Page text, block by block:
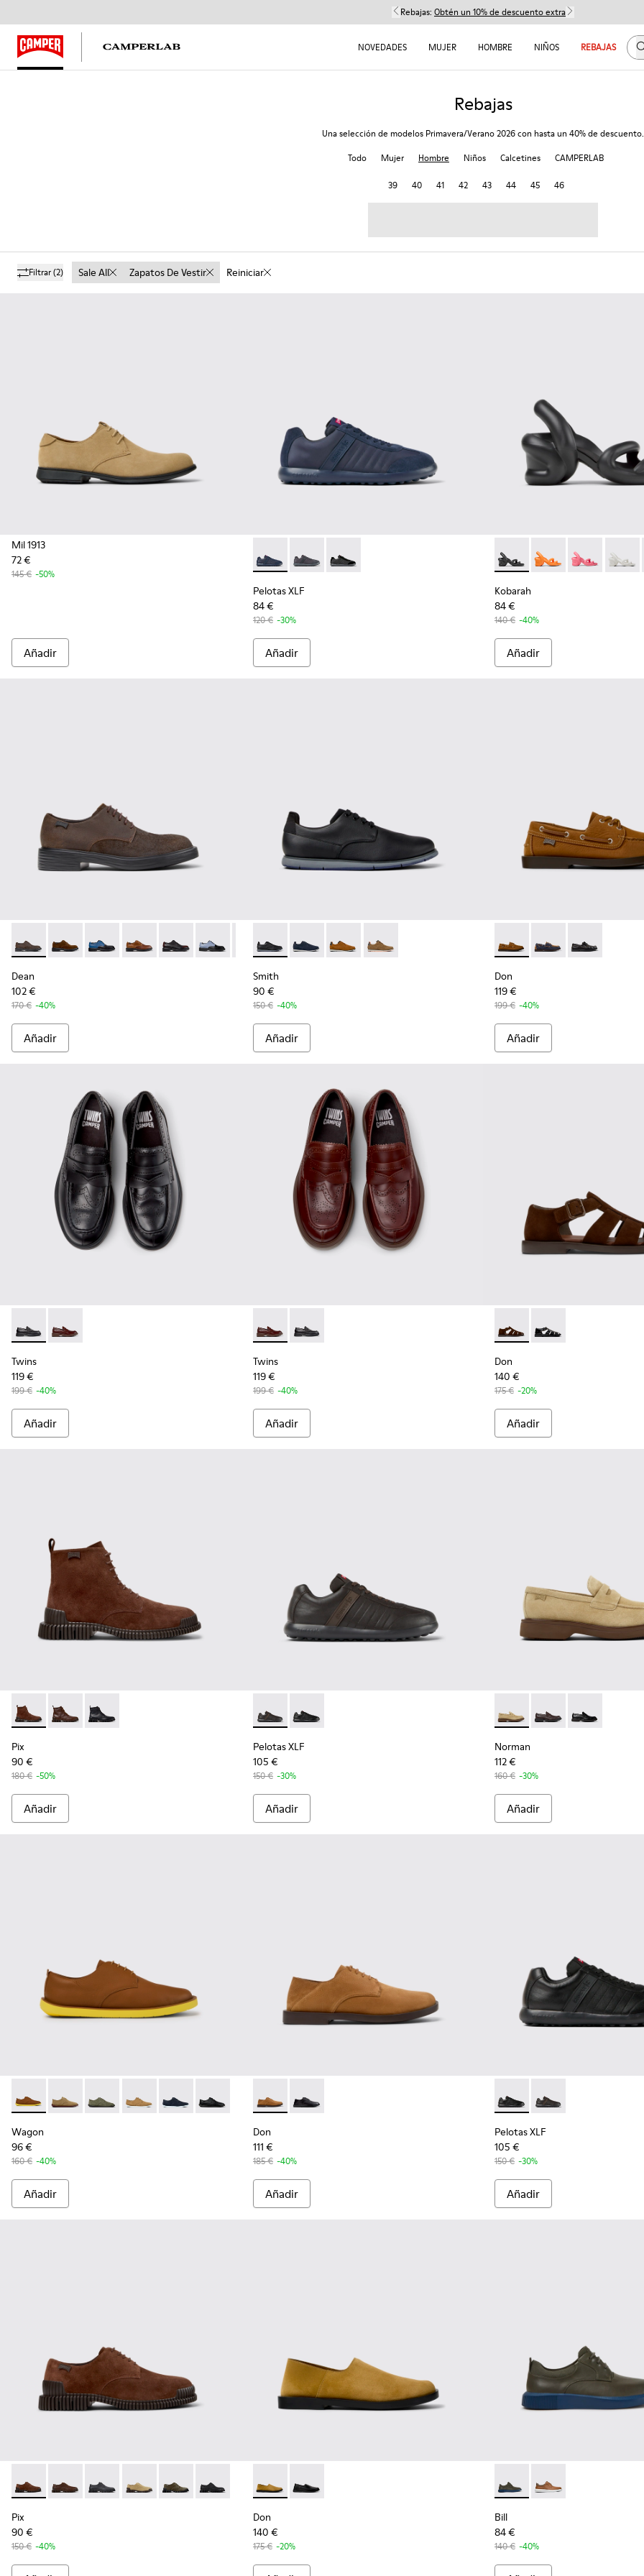
Rebajas: Obtén un 10% de descuento extra
NOVEDADES MUJER HOMBRE NIÑOS REBAJAS
Rebajas
Una selección de modelos Primavera/Verano 2026 con hasta un 40% de descuento.
Todo
Mujer Hombre Niños Calcetines CAMPERLAB
39 40 41 42 43 44 45 46
Filtrar(2) Sale All Zapatos De Vestir Reiniciar
Mil 1913
72 €
145 € -50%
Añadir
Pelotas XLF - K100751-001 - Zapatillas de textil y nobuk azules para hombre.
Pelotas XLF - K100751-006
Pelotas XLF - K100751-002
Pelotas XLF
84 €
120 € -30%
Añadir
Kobarah - K100839-006 -
Kobarah - K100839-
Kobarah -
Kobarah
84 €
140 € -40%
Añadir
Dean - K100979-011 - Zapatos marrones de nobuk para hombre.
Dean - K100979-027
Dean - K100979-026
Dean - K100979-025
Dean - K100979-022
Dean - K100979-016
Dean - K100979-014
Dean - K100979-012
Dean - K100979-004
Dean - K100979-002
Dean - K100979-001
Dean
102 €
170 € -40%
Añadir
Smith - K100478-016 - Zapatos de piel y tejido negros para hombre.
Smith - K100478-018 - Zapatos de piel y tejido azules para hombre.
Smith - K100478-017
Smith - K100478-004
Smith
90 €
150 € -40%
Añadir
Don - K101013-005 -
Don - K101013-006
Don - K101013-
Don
119 €
199 € -40%
Añadir
Twins - K101088-001 - Mocasines de piel negros para hombre.
Twins - K101088-002 - Mocasines náuticos de piel marrón para hombre.
Twins
119 €
199 € -40%
Añadir
Twins - K101088-002 - Mocasines náuticos de piel marrón para hombre.
Twins - K101088-001 - Mocasines de piel negros para hombre.
Twins
119 €
199 € -40%
Añadir
Don - K101011-004 -
Don - K101011-001
Don
140 €
175 € -20%
Añadir
Pix - K300542-003 - Botines de ante marrones para hombre.
Pix - K300542-005
Pix - K300542-004
Pix
90 €
180 € -50%
Añadir
Pelotas XLF - K100752-002 - Zapatillas de piel marrones para hombre.
Pelotas XLF - K100752-001 - Zapatillas de piel negras para hombre.
Pelotas XLF
105 €
150 € -30%
Añadir
Norman - K101001-008 -
Norman - K101001-005
Norman -
Norman
112 €
160 € -30%
Añadir
Wagon - K100669-011 - Zapatos de piel marrones para hombre
Wagon - K100669-033 - Zapatos de ante marrones para hombre.
Wagon - K100669-032 - Zapatos de ante verdes para hombre.
Wagon - K100669-020
Wagon - K100669-019 - Zapato blucher de nobuk azul para hombre
Wagon - K100669-018 - Zapatos de piel negros para hombre.
Wagon
96 €
160 € -40%
Añadir
Don - K101012-004 - Zapatos de nobuk marrones para hombre.
Don - K101012-001
Don
111 €
185 € -40%
Añadir
Pelotas XLF - K100752-001
Pelotas XLF -
Pelotas XLF
105 €
150 € -30%
Añadir
Pix - K101076-005 - Zapatos de ante marrones para hombre.
Pix - K101076-010
Pix - K101076-008
Pix - K101076-006 - Zapatos de ante marrones para hombre.
Pix - K101076-003
Pix - K101076-001
Pix
90 €
150 € -40%
Don - K101089-002 - Zapatos marrones de ante para hombre.
Don - K101089-001
Don
140 €
175 € -20%
Bill - K100655-015 -
Bill - K100655-010
Bill
84 €
140 € -40%